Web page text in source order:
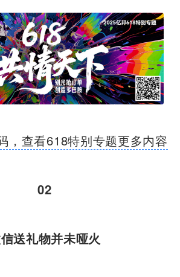
，查看618特别专题更多内容
02
送礼物并未哑火